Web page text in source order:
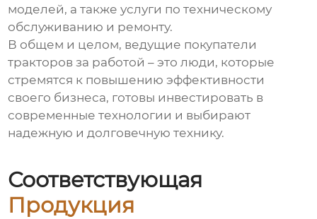
моделей, а также услуги по техническому
обслуживанию и ремонту.
В общем и целом, ведущие покупатели
тракторов за работой – это люди, которые
стремятся к повышению эффективности
своего бизнеса, готовы инвестировать в
современные технологии и выбирают
надежную и долговечную технику.
Соответствующая
Продукция